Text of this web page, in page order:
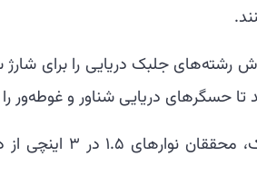
رشته‌های جلبک دریایی را برای
تا حسگرهای دریایی شناور و غوطه‌ور
برای ساخت سطوح